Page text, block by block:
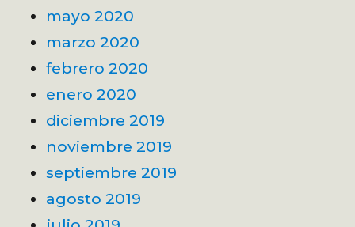
mayo 2020
marzo 2020
febrero 2020
enero 2020
diciembre 2019
noviembre 2019
septiembre 2019
agosto 2019